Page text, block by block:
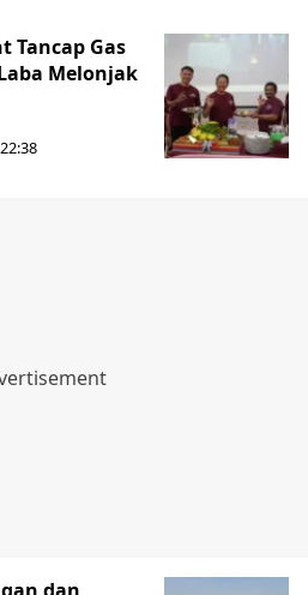
Tancap Gas
Melonjak